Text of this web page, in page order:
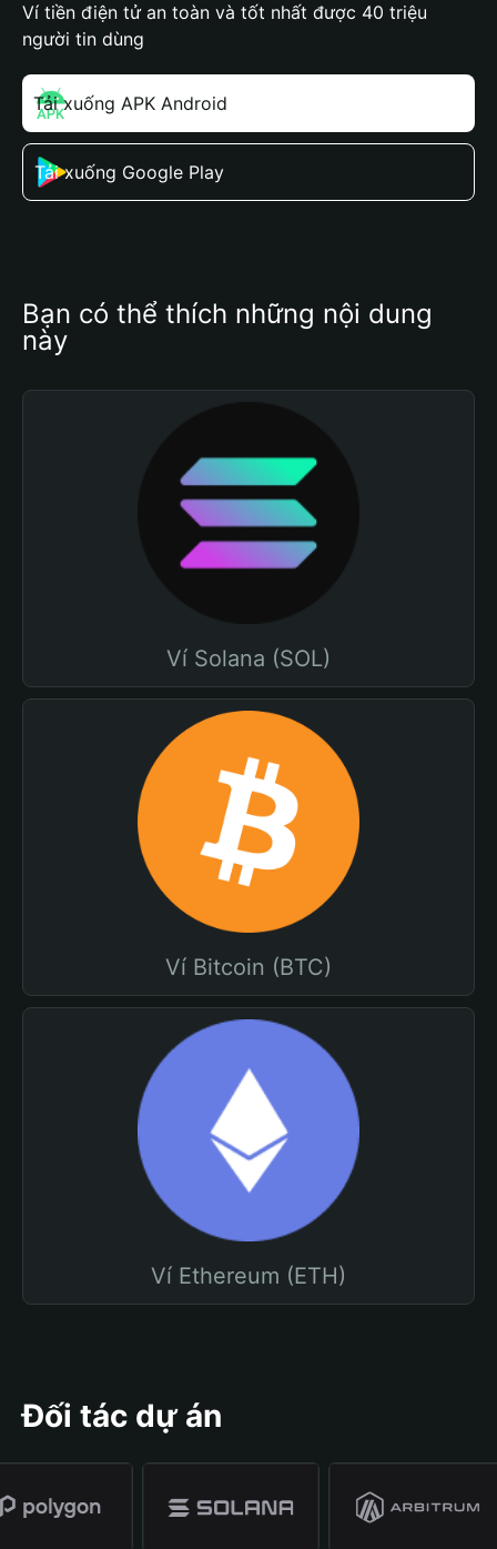
Ví tiền điện tử an toàn và tốt nhất được 40 triệu
người tin dùng
Tải xuống APK Android
Tải xuống Google Play
Bạn có thể thích những nội dung
này
Ví Solana (SOL)
Ví Bitcoin (BTC)
Ví Ethereum (ETH)
Đối tác dự án